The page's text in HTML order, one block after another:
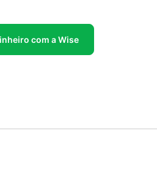
com a Wise